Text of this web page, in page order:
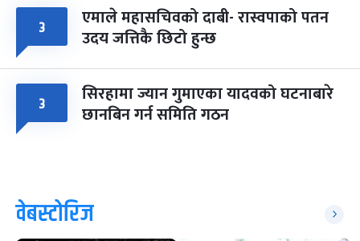
३ एमाले महासचिवको दाबी- रास्वपाको पतन
उदय जत्तिकै छिटो हुन्छ
३ सिरहामा ज्यान गुमाएका यादवको घटनाबारे
छानबिन गर्न समिति गठन
वेबस्टोरिज